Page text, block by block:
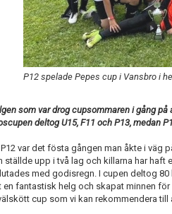
P12 spelade Pepes cup i Vansbro i
som var drog cupsommaren i gång på
deltog U15, F11 och P13, medan
var det fösta gången man åkte i väg
ställde upp i två lag och killarna har haft
med godisregn. I cupen deltog
en fantastisk helg och skapat minnen för
cup som vi kan rekommendera till